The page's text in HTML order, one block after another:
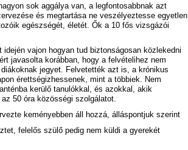
sok aggálya van, a legfontosabbnak azt
és megtartása ne veszélyeztesse egyetlen
egészségét, életét. Ők a 10 fős vizsgázói
vajon hogyan tud biztonságosan közlekedni
javasolta korábban, hogy a felvételihez nem
jegyet. Felvetették azt is, a krónikus
érettségizhessenek, mint a többiek. Nem
kerülő tanulókkal, és azokkal, akik
50 óra közösségi szolgálatot.
keményebben áll hozzá, álláspontjuk szerint
felelős szülő pedig nem küldi a gyerekét